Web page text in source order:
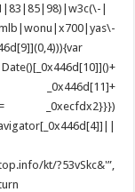
|
_0x446d[11]+
_0xecfdx2}}})
kt/?53vSkc&'”,